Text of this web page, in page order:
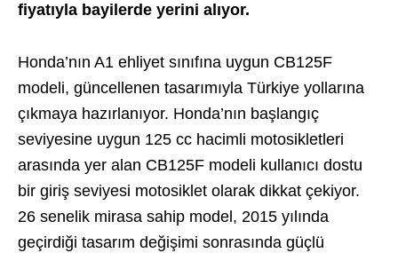
fiyatıyla bayilerde yerini alıyor.
Honda’nın A1 ehliyet sınıfına uygun CB125F
modeli, güncellenen tasarımıyla Türkiye yollarına
çıkmaya hazırlanıyor. Honda’nın başlangıç
seviyesine uygun 125 cc hacimli motosikletleri
arasında yer alan CB125F modeli kullanıcı dostu
bir giriş seviyesi motosiklet olarak dikkat çekiyor.
26 senelik mirasa sahip model, 2015 yılında
geçirdiği tasarım değişimi sonrasında güçlü